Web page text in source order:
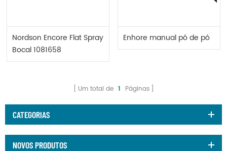
Nordson Encore Flat Spray
Bocal 1081658
Enhore manual pó de pó
Um total de 1 Páginas
CATEGORIAS
NOVOS PRODUTOS